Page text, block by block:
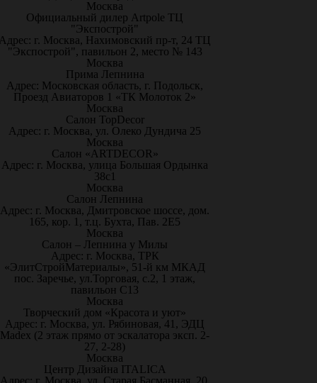
Москва
Официальный дилер Artpole ТЦ
"Экспострой"
г. Москва, Нахимовский пр-т, 24 ТЦ
"Экспострой", павильон 2, место № 143
Москва
Прима Лепнина
Адрес: Московская область, г. Подольск,
Проезд Авиаторов 1 «ТК Молоток 2»
Москва
Салон TopDecor
Адрес: г. Москва, ул. Олеко Дундича 25
Москва
Салон «ARTDECOR»
Адрес: г. Москва, улица Большая Ордынка
38с1
Москва
Салон Лепнина
Адрес: г. Москва, Дмитровское шоссе, дом.
165, кор. 1, т.ц. Бухта, Пав. 2Е5
Москва
Салон – Лепнина у Милы
Адрес: г. Москва, ТРК
«ЭлитСтройМатериалы», 51-й км МКАД
пос. Заречье, ул.Торговая, с.2, 1 этаж,
павильон С13
Москва
Творческий дом «Красота и уют»
Адрес: г. Москва, ул. Рябиновая, 41, ЭДЦ
Madex (2 этаж прямо от эскалатора эксп. 2-
27, 2-28)
Москва
Центр Дизайна ITALICA
Адрес: г. Москва, ул. Старая Басманная, 20,